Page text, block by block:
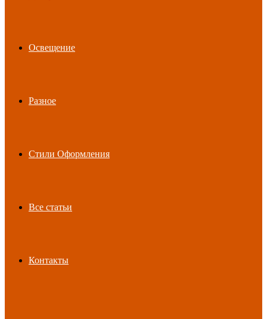
Освещение
Разное
Стили Оформления
Все статьи
Контакты